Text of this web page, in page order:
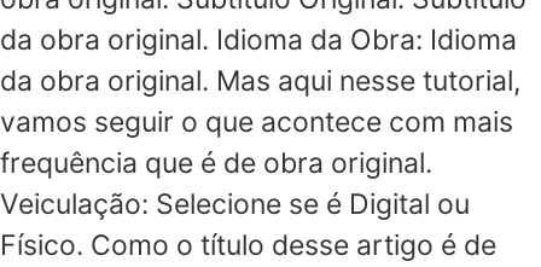
da obra original. Idioma da Obra: Idioma
da obra original. Mas aqui nesse tutorial,
vamos seguir o que acontece com mais
frequência que é de obra original.
Veiculação: Selecione se é Digital ou
Físico. Como o título desse artigo é de